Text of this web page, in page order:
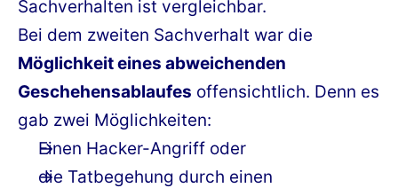
Sachverhalten ist vergleichbar.
Bei dem zweiten Sachverhalt war die
Möglichkeit eines abweichenden
Geschehensablaufes offensichtlich. Denn es
gab zwei Möglichkeiten:
Einen Hacker-Angriff oder
die Tatbegehung durch einen